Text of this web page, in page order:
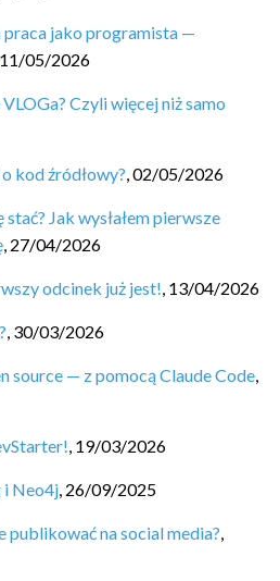
praca jako programista —
11/05/2026
Czyli więcej niż samo
kod źródłowy?,02/05/2026
Jak wysłałem pierwsze
, 27/04/2026
odcinek już jest!, 13/04/2026
, 30/03/2026
source — z pomocą Claude Code,
, 19/03/2026
i Neo4j, 26/09/2025
publikować na social media?,